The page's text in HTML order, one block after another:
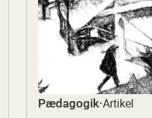
Pædagogik·Artikel